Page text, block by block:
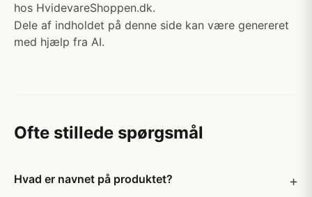
hos HvidevareShoppen.dk.
Dele af indholdet på denne side kan være genereret
med hjælp fra AI.
Ofte stillede spørgsmål
Hvad er navnet på produktet?